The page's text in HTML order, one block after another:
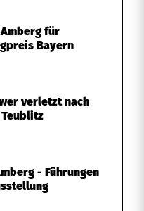
für
Bayern
verletzt nach
- Führungen